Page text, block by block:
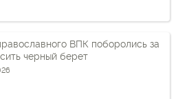
ВПК поборолись за
черный берет